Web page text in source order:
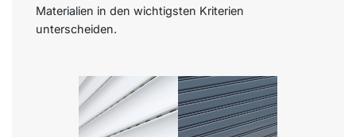
Materialien in den wichtigsten Kriterien
unterscheiden.